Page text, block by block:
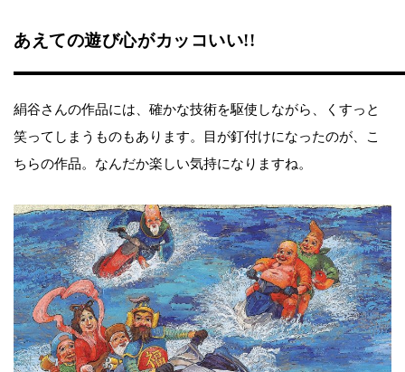
あえての遊び心がカッコいい!!
絹谷さんの作品には、確かな技術を駆使しながら、くすっと
笑ってしまうものもあります。目が釘付けになったのが、こ
ちらの作品。なんだか楽しい気持になりますね。